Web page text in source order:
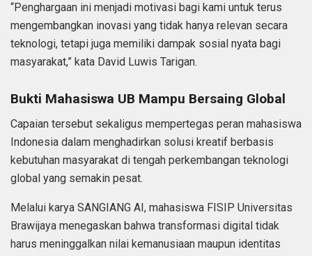
“Penghargaan ini menjadi motivasi bagi kami untuk terus
mengembangkan inovasi yang tidak hanya relevan secara
teknologi, tetapi juga memiliki dampak sosial nyata bagi
masyarakat,” kata David Luwis Tarigan.
Bukti Mahasiswa UB Mampu Bersaing Global
Capaian tersebut sekaligus mempertegas peran mahasiswa
Indonesia dalam menghadirkan solusi kreatif berbasis
kebutuhan masyarakat di tengah perkembangan teknologi
global yang semakin pesat.
Melalui karya SANGIANG AI, mahasiswa FISIP Universitas
Brawijaya menegaskan bahwa transformasi digital tidak
harus meninggalkan nilai kemanusiaan maupun identitas